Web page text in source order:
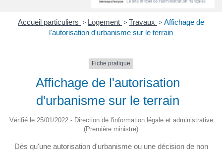
Accueil particuliers > Logement > Travaux > Affichage de
l'autorisation d'urbanisme sur le terrain
Fiche pratique
Affichage de l'autorisation
d'urbanisme sur le terrain
Vérifié le 25/01/2022 - Direction de l'information légale et administrative
(Première ministre)
Dès qu'une autorisation d'urbanisme ou une décision de non